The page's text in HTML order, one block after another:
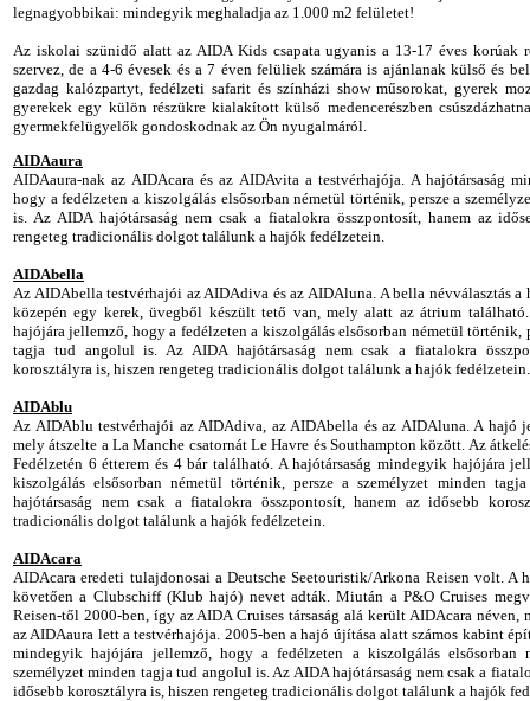
legnagyobbikai: mindegyik meghaladja az 1.000 m2 felületet!
Az iskolai szünidő alatt az AIDA Kids csapata ugyanis a 13-17 éves korúak
szervez, de a 4-6 évesek és a 7 éven felüliek számára is ajánlanak külső és
gazdag kalózpartyt, fedélzeti safarit és színházi show műsorokat, gyerek
gyerekek egy külön részükre kialakított külső medencerészben
gyermekfelügyelők gondoskodnak az Ön nyugalmáról.
AIDAaura
AIDAaura-nak az AIDAcara és az AIDAvita a testvérhajója. A hajótársaság
hogy a fedélzeten a kiszolgálás elsősorban németül történik, persze a
is. Az AIDA hajótársaság nem csak a fiatalokra összpontosít, hanem az
rengeteg tradicionális dolgot találunk a hajók fedélzetein.
AIDAbella
Az AIDAbella testvérhajói az AIDAdiva és az AIDAluna. A bella névválasztás a
közepén egy kerek, üvegből készült tető van, mely alatt az átrium
hajójára jellemző, hogy a fedélzeten a kiszolgálás elsősorban németül történik,
tagja tud angolul is. Az AIDA hajótársaság nem csak a fiatalokra
korosztályra is, hiszen rengeteg tradicionális dolgot találunk a hajók fedélzetein.
AIDAblu
Az AIDAblu testvérhajói az AIDAdiva, az AIDAbella és az AIDAluna. A hajó
mely átszelte a La Manche csatornát Le Havre és Southampton között. Az
Fedélzetén 6 étterem és 4 bár található. A hajótársaság mindegyik hajójára
kiszolgálás elsősorban németül történik, persze a személyzet minden
hajótársaság nem csak a fiatalokra összpontosít, hanem az idősebb
tradicionális dolgot találunk a hajók fedélzetein.
AIDAcara
AIDAcara eredeti tulajdonosai a Deutsche Seetouristik/Arkona Reisen volt. A
követően a Clubschiff (Klub hajó) nevet adták. Miután a P&O Cruises
Reisen-től 2000-ben, így az AIDA Cruises társaság alá került AIDAcara
az AIDAaura lett a testvérhajója. 2005-ben a hajó újítása alatt számos kabint
mindegyik hajójára jellemző, hogy a fedélzeten a kiszolgálás elsősorban
személyzet minden tagja tud angolul is. Az AIDA hajótársaság nem csak a
idősebb korosztályra is, hiszen rengeteg tradicionális dolgot találunk a hajók